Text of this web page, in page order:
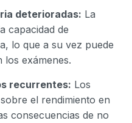
deterioradas: La
capacidad de
lo que a su vez puede
los exámenes.
recurrentes: Los
el rendimiento en
consecuencias de no